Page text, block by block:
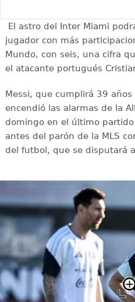
El astro del Inter Miami
jugador con más
Mundo, con seis, una cifra
el atacante portugués
Messi, que cumplirá 39
encendió las alarmas de la
domingo en el último
antes del parón de la MLS
del futbol, que se disputará